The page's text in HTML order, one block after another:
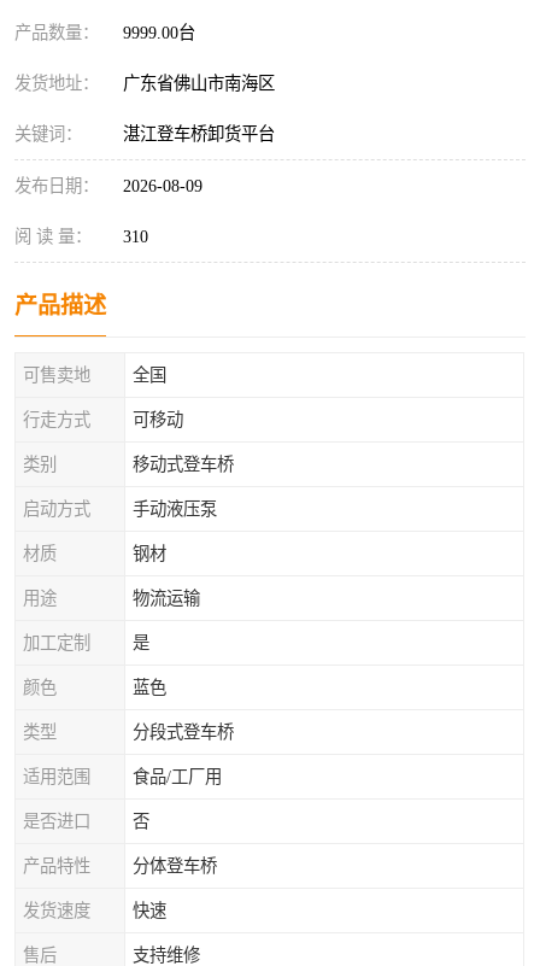
产品数量： 9999.00台
发货地址： 广东省佛山市南海区
关键词： 湛江登车桥卸货平台
发布日期： 2026-08-09
阅 读 量： 310
产品描述
可售卖地 全国
行走方式 可移动
类别 移动式登车桥
启动方式 手动液压泵
材质 钢材
用途 物流运输
加工定制 是
颜色 蓝色
类型 分段式登车桥
适用范围 食品/工厂用
是否进口 否
产品特性 分体登车桥
发货速度 快速
售后 支持维修